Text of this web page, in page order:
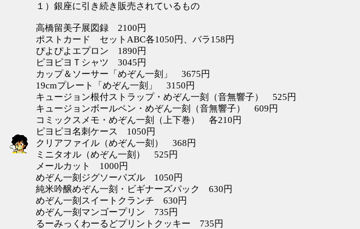
１）銀座に引き続き販売されているもの
高橋留美子展図録 2100円
ポストカード セットABC各1050円、バラ158円
ぴよぴよエプロン 1890円
ピヨピヨＴシャツ 3045円
カップ＆ソーサー「めぞん一刻」 3675円
19cmプレート「めぞん一刻」 3150円
キュージョン根付ストラップ・めぞん一刻（音無響子） 525円
キュージョンボールペン・めぞん一刻（音無響子） 609円
コミックスメモ・めぞん一刻（上下巻） 各210円
ピヨピヨ名刺ケース 1050円
クリアファイル（めぞん一刻） 368円
ミニタオル（めぞん一刻） 525円
メールカット 1000円
めぞん一刻ジグソーパズル 1050円
純米吟醸めぞん一刻・ビギナーズパック 630円
めぞん一刻スイートクランチ 630円
めぞん一刻マンゴープリン 735円
るーみっくわーるどプリントクッキー 735円